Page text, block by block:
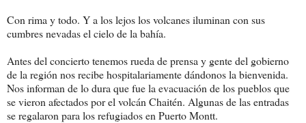
Con rima y todo. Y a los lejos los volcanes iluminan con sus
cumbres nevadas el cielo de la bahía.
Antes del concierto tenemos rueda de prensa y gente del gobierno
de la región nos recibe hospitalariamente dándonos la bienvenida.
Nos informan de lo dura que fue la evacuación de los pueblos que
se vieron afectados por el volcán Chaitén. Algunas de las entradas
se regalaron para los refugiados en Puerto Montt.